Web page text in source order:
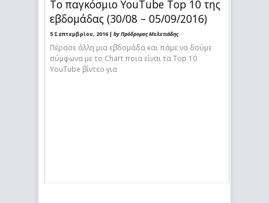
Το παγκόσμιο YouTube Top 10 της
εβδομάδας (30/08 – 05/09/2016)
5 Σεπτεμβρίου, 2016 | by Πρόδρομος Μελετιάδης
Πέρασε άλλη μια εβδομάδα και πάμε να δούμε
σύμφωνα με το Chart ποια είναι τα Top 10
YouTube βίντεο για